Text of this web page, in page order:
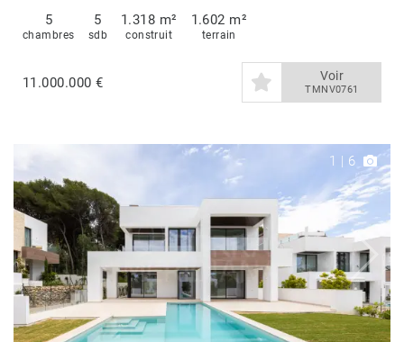
5
chambres
5
sdb
1.318 m²
construit
1.602 m²
terrain
11.000.000 € Voir
TMNV0761
1 6